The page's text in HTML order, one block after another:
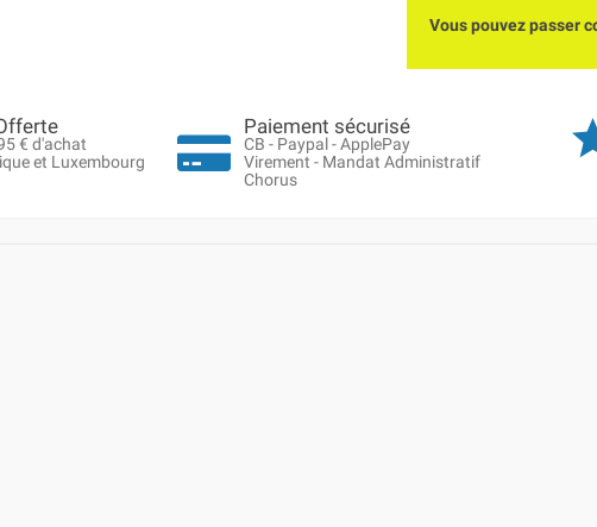
Vous pouvez passer
€ d'achat
et Luxembourg
Paiement sécurisé
CB - Paypal - ApplePay
Virement - Mandat Administratif
Chorus